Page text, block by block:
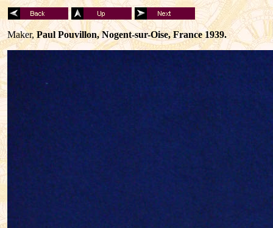
Maker, Paul Pouvillon, Nogent-sur-Oise, France 1939.